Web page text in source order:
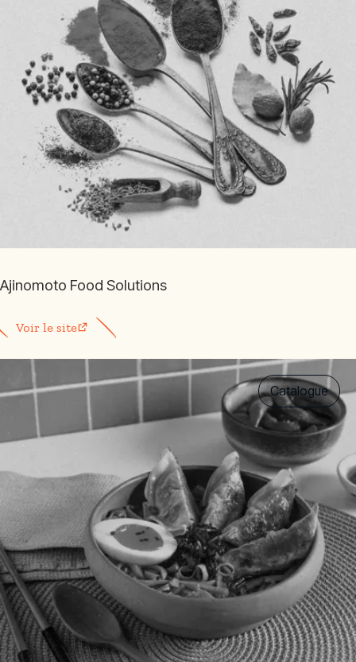
Ajinomoto Food Solutions
Voir le site
Catalogue